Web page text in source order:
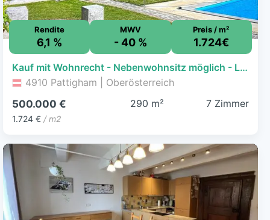
Rendite
6,1 %
MWV
- 40 %
Preis / m²
1.724€
Kauf mit Wohnrecht - Nebenwohnsitz möglich - Landhaus in Top Aussichtlage mit Gebirgsblick
4910 Pattigham | Oberösterreich
500.000 €
1.724 € / m2
290 m² 7 Zimmer